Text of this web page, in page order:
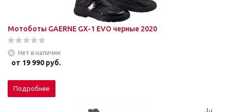
Мотоботы GAERNE GХ-1 EVO черные 2020
Нет в наличии
от 19 990 руб.
Подробнее